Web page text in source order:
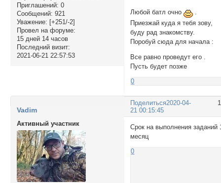
Приглашений: 0
Сообщений: 921
Уважение: [+251/-2]
Провел на форуме:
15 дней 14 часов
Последний визит:
2021-06-21 22:57:53
Любой батл очно
Приезжай куда я тебя зову,
буду рад знакомству.
Поробуй сюда для начала :
Все равно проведут его .
Пусть будет позже
0
Поделиться2020-04-
21 00:15:45
Vadim
Активный участник
Срок на выполнения заданий
месяц
0